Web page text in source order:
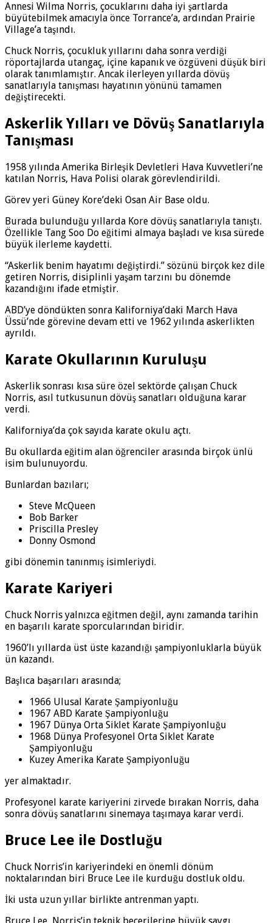
Annesi Wilma Norris, çocuklarını daha iyi şartlarda
büyütebilmek amacıyla önce Torrance’a, ardından Prairie
Village’a taşındı.
Chuck Norris, çocukluk yıllarını daha sonra verdiği
röportajlarda utangaç, içine kapanık ve özgüveni düşük biri
olarak tanımlamıştır. Ancak ilerleyen yıllarda dövüş
sanatlarıyla tanışması hayatının yönünü tamamen
değiştirecekti.
Askerlik Yılları ve Dövüş Sanatlarıyla
Tanışması
1958 yılında Amerika Birleşik Devletleri Hava Kuvvetleri’ne
katılan Norris, Hava Polisi olarak görevlendirildi.
Görev yeri Güney Kore’deki Osan Air Base oldu.
Burada bulunduğu yıllarda Kore dövüş sanatlarıyla tanıştı.
Özellikle Tang Soo Do eğitimi almaya başladı ve kısa sürede
büyük ilerleme kaydetti.
“Askerlik benim hayatımı değiştirdi.” sözünü birçok kez dile
getiren Norris, disiplinli yaşam tarzını bu dönemde
kazandığını ifade etmiştir.
ABD’ye döndükten sonra Kaliforniya’daki March Hava
Üssü’nde görevine devam etti ve 1962 yılında askerlikten
ayrıldı.
Karate Okullarının Kuruluşu
Askerlik sonrası kısa süre özel sektörde çalışan Chuck
Norris, asıl tutkusunun dövüş sanatları olduğuna karar
verdi.
Kaliforniya’da çok sayıda karate okulu açtı.
Bu okullarda eğitim alan öğrenciler arasında birçok ünlü
isim bulunuyordu.
Bunlardan bazıları;
Steve McQueen
Bob Barker
Priscilla Presley
Donny Osmond
gibi dönemin tanınmış isimleriydi.
Karate Kariyeri
Chuck Norris yalnızca eğitmen değil, aynı zamanda tarihin
en başarılı karate sporcularından biridir.
1960’lı yıllarda üst üste kazandığı şampiyonluklarla büyük
ün kazandı.
Başlıca başarıları arasında;
1966 Ulusal Karate Şampiyonluğu
1967 ABD Karate Şampiyonluğu
1967 Dünya Orta Siklet Karate Şampiyonluğu
1968 Dünya Profesyonel Orta Siklet Karate
Şampiyonluğu
Kuzey Amerika Karate Şampiyonluğu
yer almaktadır.
Profesyonel karate kariyerini zirvede bırakan Norris, daha
sonra dövüş sanatlarını sinemaya taşımaya karar verdi.
Bruce Lee ile Dostluğu
Chuck Norris’in kariyerindeki en önemli dönüm
noktalarından biri Bruce Lee ile kurduğu dostluk oldu.
İki usta uzun yıllar birlikte antrenman yaptı.
Bruce Lee, Norris’in teknik becerilerine büyük saygı